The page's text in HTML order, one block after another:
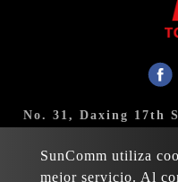
SunComm utiliza
mejor servicio. Al
No. 31, Daxing 17th
Correo: